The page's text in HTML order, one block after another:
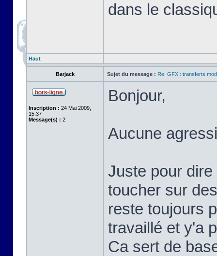
dans le
Haut
Barjack Sujet du message : Re: GFX : transferts
Inscription : 24 Mai 2009,
15:37
Message(s) : 2
Bonjour,
Aucune
Juste pour
toucher sur
reste toujours
travaillé et y'a
Ca sert de